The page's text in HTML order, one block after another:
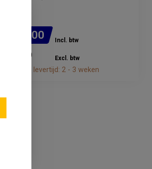
1.066,00 Incl. btw
880,99 Excl. btw
Verwachte levertijd: 2 - 3 weken